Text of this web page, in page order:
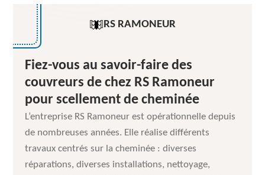
RS RAMONEUR
Fiez-vous au savoir-faire des
couvreurs de chez RS Ramoneur
pour scellement de cheminée
L’entreprise RS Ramoneur est opérationnelle depuis
de nombreuses années. Elle réalise différents
travaux centrés sur la cheminée : diverses
réparations, diverses installations, nettoyage,